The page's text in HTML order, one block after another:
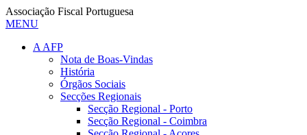
Associação Fiscal Portuguesa
MENU
A AFP
Nota de Boas-Vindas
História
Órgãos Sociais
Secções Regionais
Secção Regional - Porto
Secção Regional - Coimbra